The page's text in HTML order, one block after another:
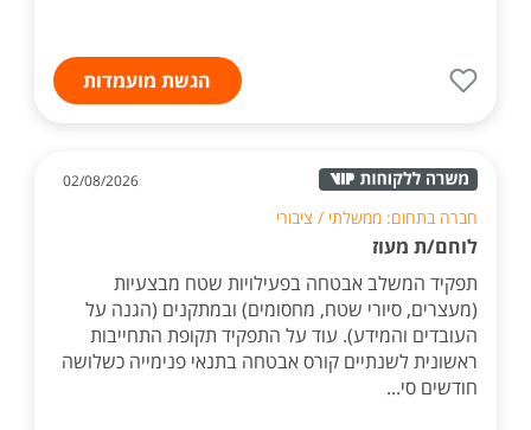
הגשת מועמדות
02/08/2026
חברה בתחום: ממשלתי / ציבורי
לוחם/ת מעוז
תפקיד המשלב אבטחה בפעילויות שטח מבצעיות
(מעצרים, סיורי שטח, מחסומים) ובמתקנים (הגנה על
העובדים והמידע). עוד על התפקיד תקופת התחייבות
ראשונית לשנתיים קורס אבטחה בתנאי פנימייה כשלושה
חודשים סי...